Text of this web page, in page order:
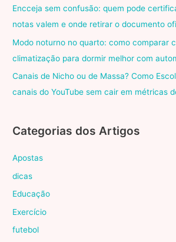
Encceja sem confusão: quem pode
notas valem e onde retirar o documento
Modo noturno no quarto: como comparar
climatização para dormir melhor com
Canais de Nicho ou de Massa? Como
canais do YouTube sem cair em métricas
Categorias dos Artigos
Apostas
dicas
Educação
Exercício
futebol